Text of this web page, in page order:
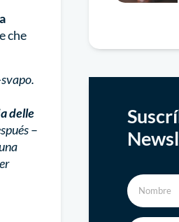
che
delle
–